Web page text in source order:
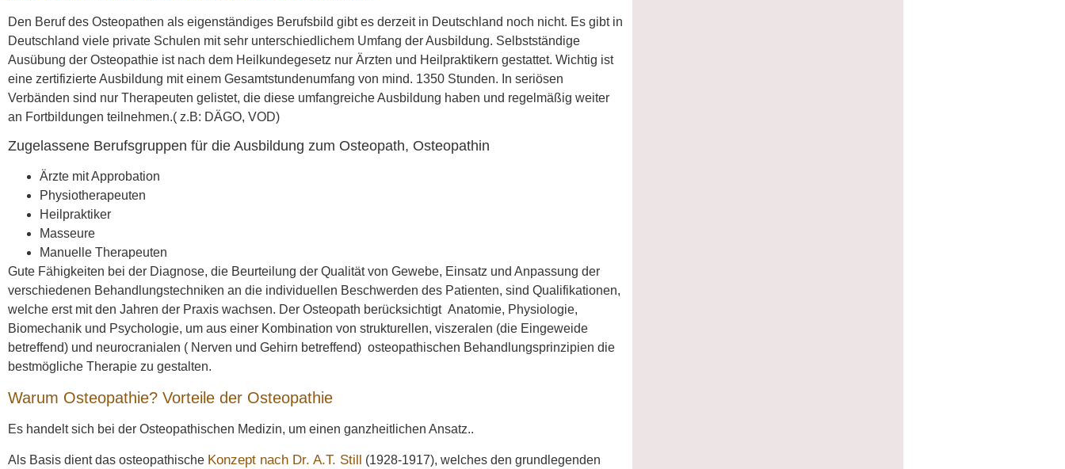
Den Beruf des Osteopathen als eigenständiges Berufsbild gibt es derzeit in Deutschland noch nicht. Es gibt in
Deutschland viele private Schulen mit sehr unterschiedlichem Umfang der Ausbildung. Selbstständige
Ausübung der Osteopathie ist nach dem Heilkundegesetz nur Ärzten und Heilpraktikern gestattet. Wichtig ist
eine zertifizierte Ausbildung mit einem Gesamtstundenumfang von mind. 1350 Stunden. In seriösen
Verbänden sind nur Therapeuten gelistet, die diese umfangreiche Ausbildung haben und regelmäßig weiter
an Fortbildungen teilnehmen.( z.B: DÄGO, VOD)
Zugelassene Berufsgruppen für die Ausbildung zum Osteopath, Osteopathin
Ärzte mit Approbation
Physiotherapeuten
Heilpraktiker
Masseure
Manuelle Therapeuten
Gute Fähigkeiten bei der Diagnose, die Beurteilung der Qualität von Gewebe, Einsatz und Anpassung der
verschiedenen Behandlungstechniken an die individuellen Beschwerden des Patienten, sind Qualifikationen,
welche erst mit den Jahren der Praxis wachsen. Der Osteopath berücksichtigt Anatomie, Physiologie,
Biomechanik und Psychologie, um aus einer Kombination von strukturellen, viszeralen (die Eingeweide
betreffend) und neurocranialen ( Nerven und Gehirn betreffend) osteopathischen Behandlungsprinzipien die
bestmögliche Therapie zu gestalten.
Warum Osteopathie? Vorteile der Osteopathie
Es handelt sich bei der Osteopathischen Medizin, um einen ganzheitlichen Ansatz..
Als Basis dient das osteopathische Konzept nach Dr. A.T. Still (1928-1917), welches den grundlegenden